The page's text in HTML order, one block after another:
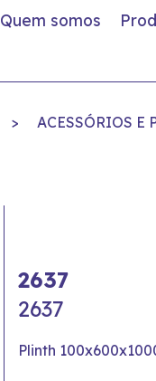
Quem somos
> ACESSÓRIOS E
2637
2637
Plinth